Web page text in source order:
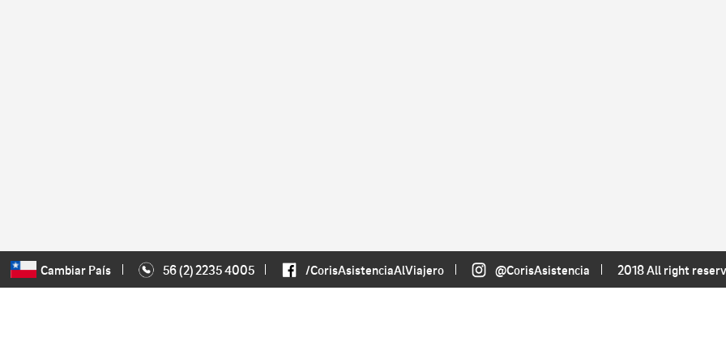
Cambiar País 56 (2) 2235 4005 /CorisAsistenciaAlViajero @CorisAsistencia 2018 All right